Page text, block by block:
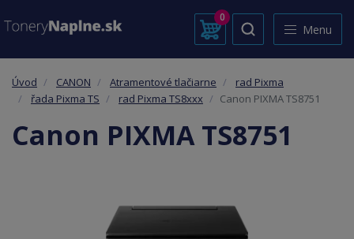
0
Menu
Úvod CANON Atramentové tlačiarne
rad Pixma
řada Pixma TS
rad Pixma TS8xxx Canon PIXMA TS8751
Canon PIXMA TS8751